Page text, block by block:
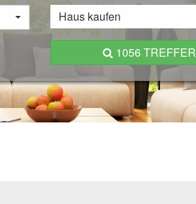
Haus kaufen
1056 TREFFER